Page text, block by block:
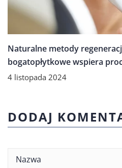
Naturalne metody
bogatopłytkowe wspiera
4 listopada 2024
DODAJ